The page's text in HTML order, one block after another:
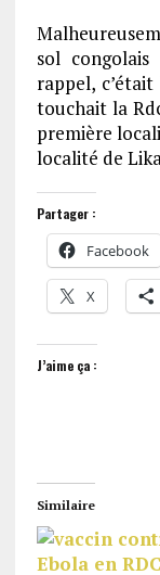
sol
rappel,
touchait la
première
localité de
Partager :
Facebook
X
J’aime ça :
Similaire